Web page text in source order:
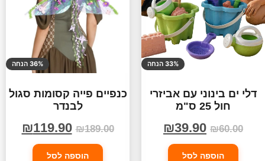
33% הנחה
דלי ים בינוני עם אביזרי
חול 25 ס"מ
₪60.00
₪39.90
הוספה לסל
36% הנחה
כנפיים פייה קסומות סגול
לבנדר
₪189.00
₪119.90
הוספה לסל